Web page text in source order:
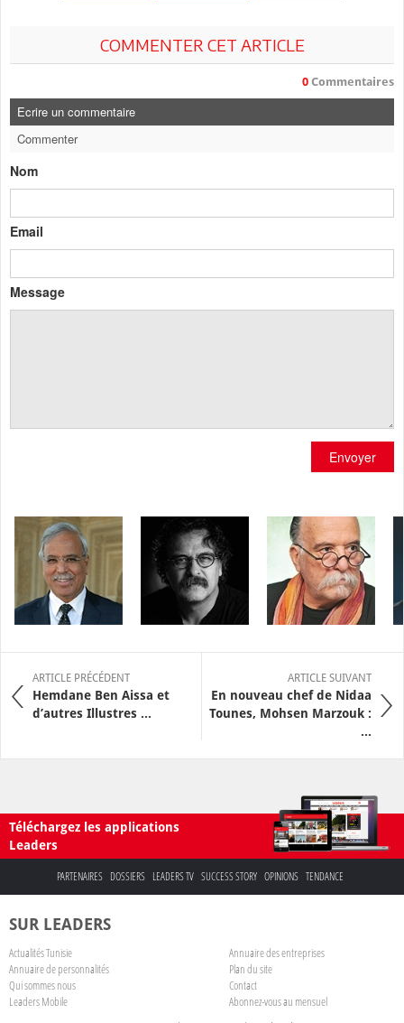
COMMENTER CET ARTICLE
0 Commentaires
Ecrire un commentaire
Commenter
Nom
Email
Message
Envoyer
ARTICLE PRÉCÉDENT
Hemdane Ben Aissa et
d’autres Illustres ...
ARTICLE SUIVANT
En nouveau chef de Nidaa
Tounes, Mohsen Marzouk :
...
Téléchargez les applications
Leaders
PARTENAIRES DOSSIERS LEADERS TV SUCCESS STORY OPINIONS TENDANCE
SUR LEADERS
Actualités Tunisie
Annuaire des entreprises
Annuaire de personnalités
Plan du site
Qui sommes nous
Contact
Leaders Mobile
Abonnez-vous au mensuel